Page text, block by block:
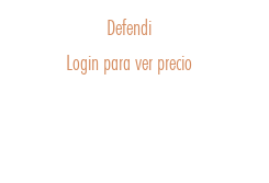
Defendi
Login para ver precio